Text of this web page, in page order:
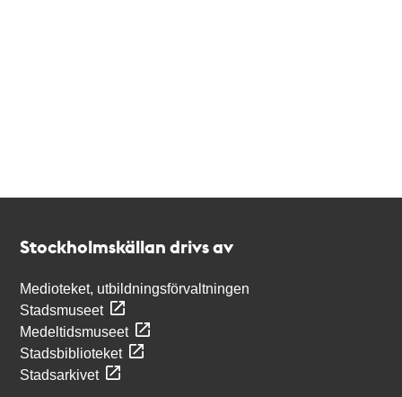
Stockholmskällan drivs av
Medioteket, utbildningsförvaltningen
Stadsmuseet
Medeltidsmuseet
Stadsbiblioteket
Stadsarkivet